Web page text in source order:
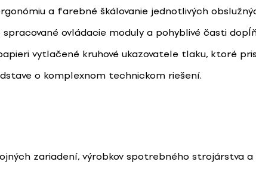
a farebné škálovanie jednotlivých
spracované ovládacie moduly a pohyblivé časti
vytlačené kruhové ukazovatele tlaku, ktoré
o komplexnom technickom riešení.
zariadení, výrobkov spotrebného strojárstva